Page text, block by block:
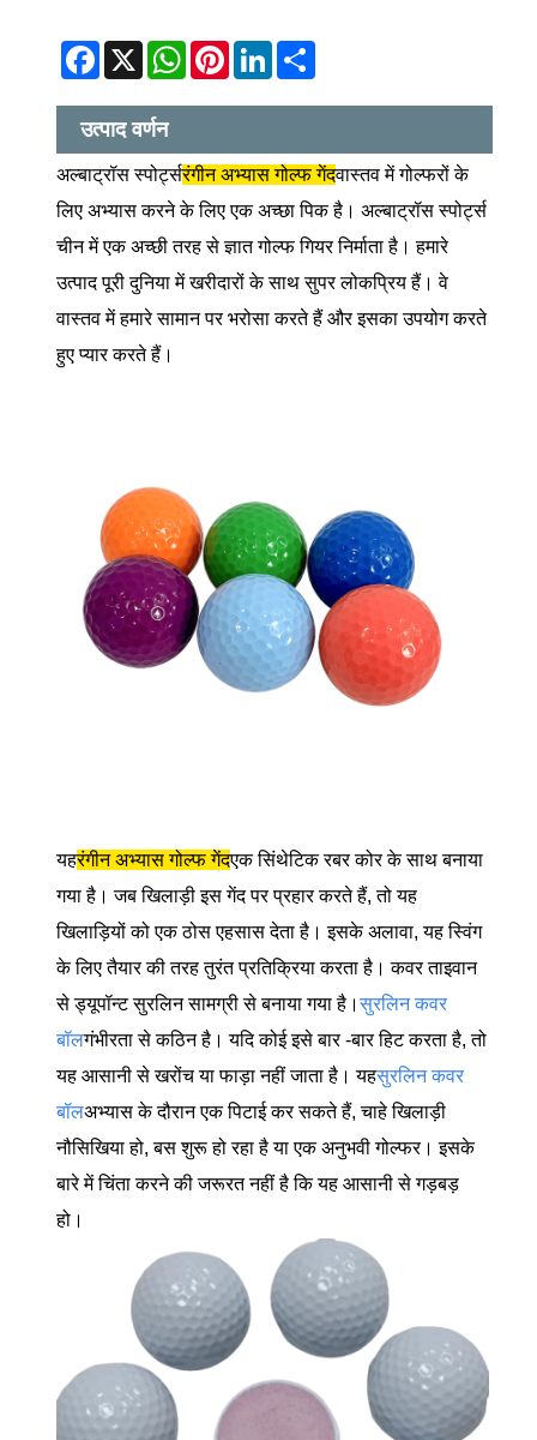
Facebook
X WhatsApp
Pinterest
LinkedIn
उत्पाद वर्णन
अल्बाट्रॉस स्पोर्ट्सरंगीन अभ्यास गोल्फ गेंदवास्तव में गोल्फरों के
लिए अभ्यास करने के लिए एक अच्छा पिक है। अल्बाट्रॉस स्पोर्ट्स
चीन में एक अच्छी तरह से ज्ञात गोल्फ गियर निर्माता है। हमारे
उत्पाद पूरी दुनिया में खरीदारों के साथ सुपर लोकप्रिय हैं। वे
वास्तव में हमारे सामान पर भरोसा करते हैं और इसका उपयोग करते
हुए प्यार करते हैं।
यहरंगीन अभ्यास गोल्फ गेंदएक सिंथेटिक रबर कोर के साथ बनाया
गया है। जब खिलाड़ी इस गेंद पर प्रहार करते हैं, तो यह
खिलाड़ियों को एक ठोस एहसास देता है। इसके अलावा, यह स्विंग
के लिए तैयार की तरह तुरंत प्रतिक्रिया करता है। कवर ताइवान
से ड्यूपॉन्ट सुरलिन सामग्री से बनाया गया है।सुरलिन कवर
बॉलगंभीरता से कठिन है। यदि कोई इसे बार -बार हिट करता है, तो
यह आसानी से खरोंच या फाड़ा नहीं जाता है। यहसुरलिन कवर
बॉलअभ्यास के दौरान एक पिटाई कर सकते हैं, चाहे खिलाड़ी
नौसिखिया हो, बस शुरू हो रहा है या एक अनुभवी गोल्फर। इसके
बारे में चिंता करने की जरूरत नहीं है कि यह आसानी से गड़बड़
हो।